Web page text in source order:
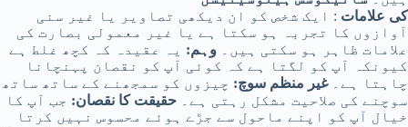
کی علامات : ایک شخص کو ان دیکھی تصاویر یا غیر سنی
آوازوں کا تجربہ ہو سکتا ہے یا غیر معمولی بصارت کی
علامات ظاہر ہو سکتی ہیں۔
وہم: یہ عقیدہ کہ کچھ غلط ہے
کیونکہ آپ کو لگتا ہے کہ کوئی آپ کو نقصان پہنچانا
چاہتا ہے۔
غیر منظم سوچ: چیزوں کو سمجھنے کے ساتھ ساتھ
سوچنے کی صلاحیت مشکل رہتی ہے۔
حقیقت کا نقصان: جب آپ کا
خیال آپ کو اپنے ماحول سے جڑے ہوئے محسوس نہیں کرتا